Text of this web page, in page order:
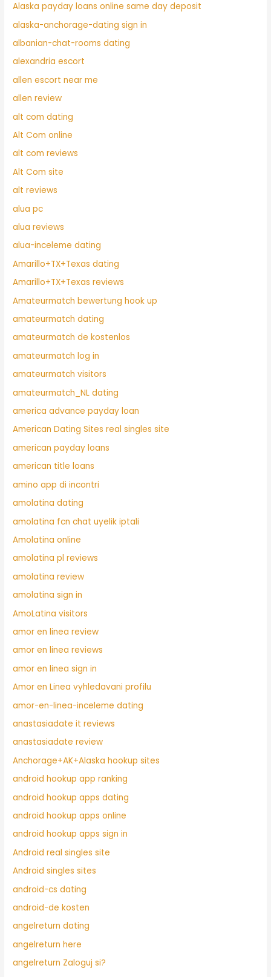
Alaska payday loans online same day deposit
alaska-anchorage-dating sign in
albanian-chat-rooms dating
alexandria escort
allen escort near me
allen review
alt com dating
Alt Com online
alt com reviews
Alt Com site
alt reviews
alua pc
alua reviews
alua-inceleme dating
Amarillo+TX+Texas dating
Amarillo+TX+Texas reviews
Amateurmatch bewertung hook up
amateurmatch dating
amateurmatch de kostenlos
amateurmatch log in
amateurmatch visitors
amateurmatch_NL dating
america advance payday loan
American Dating Sites real singles site
american payday loans
american title loans
amino app di incontri
amolatina dating
amolatina fcn chat uyelik iptali
Amolatina online
amolatina pl reviews
amolatina review
amolatina sign in
AmoLatina visitors
amor en linea review
amor en linea reviews
amor en linea sign in
Amor en Linea vyhledavani profilu
amor-en-linea-inceleme dating
anastasiadate it reviews
anastasiadate review
Anchorage+AK+Alaska hookup sites
android hookup app ranking
android hookup apps dating
android hookup apps online
android hookup apps sign in
Android real singles site
Android singles sites
android-cs dating
android-de kosten
angelreturn dating
angelreturn here
angelreturn Zaloguj si?